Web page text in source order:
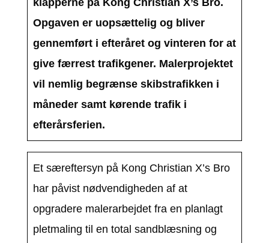
klapperne på Kong Christian X’s Bro.
Opgaven er uopsættelig og bliver
gennemført i efteråret og vinteren for at
give færrest trafikgener. Malerprojektet
vil nemlig begrænse skibstrafikken i
måneder samt kørende trafik i
efterårsferien.
Et særeftersyn på Kong Christian X’s Bro
har påvist nødvendigheden af at
opgradere malerarbejdet fra en planlagt
pletmaling til en total sandblæsning og